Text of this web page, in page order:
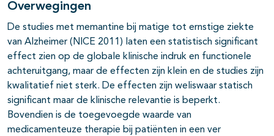
Overwegingen
De studies met memantine bij matige tot ernstige ziekte
van Alzheimer (NICE 2011) laten een statistisch significant
effect zien op de globale klinische indruk en functionele
achteruitgang, maar de effecten zijn klein en de studies zijn
kwalitatief niet sterk. De effecten zijn weliswaar statisch
significant maar de klinische relevantie is beperkt.
Bovendien is de toegevoegde waarde van
medicamenteuze therapie bij patiënten in een ver